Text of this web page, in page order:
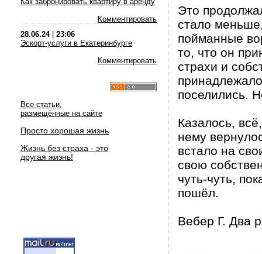
Комментировать
28.06.24| 23:06
Эскорт-услуги в Екатеринбурге
Комментировать
Все статьи,
размещённые на сайте
Просто хорошая жизнь
Жизнь без страха - это
другая жизнь!
Это
стало
пойманные
то, что он
страхи и
поселились.
Казалось,
нему
встало на
свою
чуть-чуть,
пошёл.
Вебер Г. Два